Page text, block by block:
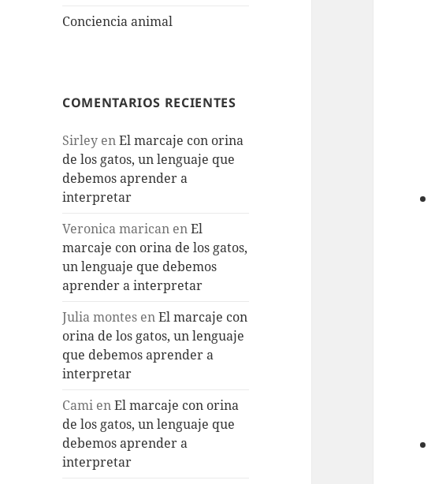
Conciencia animal
COMENTARIOS RECIENTES
Sirley enEl marcaje con orina
de los gatos, un lenguaje que
debemos aprender a
interpretar
Veronica marican enEl
marcaje con orina de los gatos,
un lenguaje que debemos
aprender a interpretar
Julia montes enEl marcaje con
orina de los gatos, un lenguaje
que debemos aprender a
interpretar
Cami enEl marcaje con orina
de los gatos, un lenguaje que
debemos aprender a
interpretar